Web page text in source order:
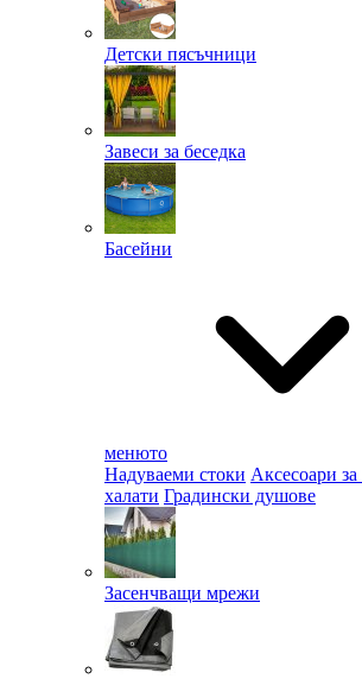
Детски пясъчници
Завеси за беседка
Басейни
менюто
Надуваеми стоки Аксесоари за
халати Градински душове
Засенчващи мрежи